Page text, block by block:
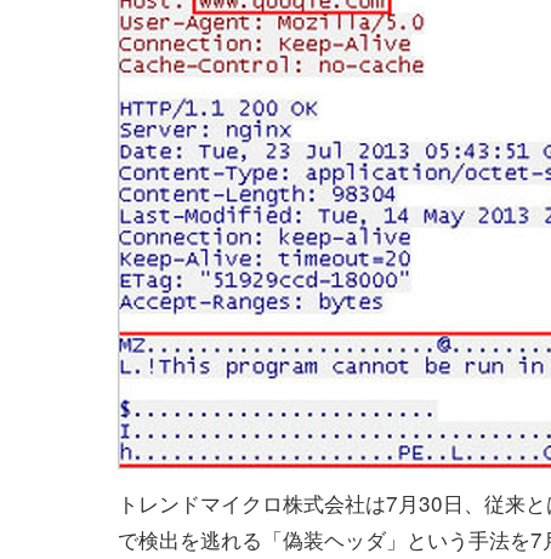
トレンドマイクロ株式会社は7月30日、従来
で検出を逃れる「偽装ヘッダ」という手法を7